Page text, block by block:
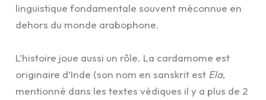
linguistique fondamentale souvent méconnue en
dehors du monde arabophone.
L’histoire joue aussi un rôle. La cardamome est
originaire d’Inde (son nom en sanskrit est Ela,
mentionné dans les textes védiques il y a plus de 2